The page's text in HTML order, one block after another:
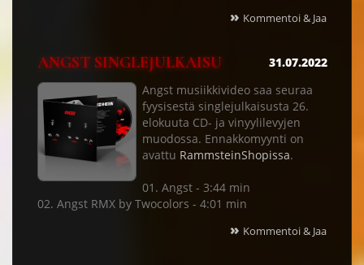
» Kommentoi & Jaa
ANGST SINGLEJULKAISU
31.07.2022
Angst musiikkivideo saa seuraa
fyysisestä singlejulkaisusta 26.
elokuuta CD- ja vinyylilevyjen
muodossa. Ennakkomyynti on
avattu RammsteinShopissa.
01. Angst - 3:44 min
02. Angst RMX by Twocolors - 4:01 min
» Kommentoi & Jaa